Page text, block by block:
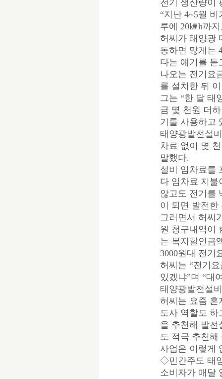
전기 생산량이
“지난 4~5월
루에 20㎾h까
허씨가 태양광
동하면 많게는
다는 얘기를 듣
나오는 전기요
를 설치한 뒤
그는 “한 달 태
금 몇 천원 더
기를 사용하고
태양광발전설
차료 없이 몇
말했다.
설비 임차료를
다 임차료 지불
않고도 전기를
이 되면 발전한
그러면서 허씨
원 청구내역이
는 복지할인금
3000원대 전기
허씨는 “전기
있겠냐”며 “대
태양광발전설
허씨는 요즘 혼
도사 역할도 하
을 추천해 발전
도 적극 추천해
사업은 이렇게
◇민간주도 태
소비자가 매달